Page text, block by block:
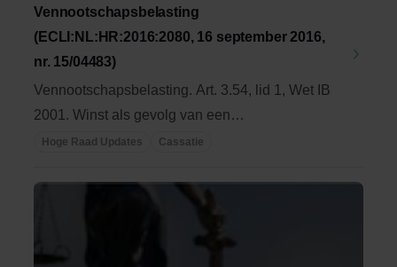
Vennootschapsbelasting
(ECLI:NL:HR:2016:2080, 16 september 2016,
nr. 15/04483)
Vennootschapsbelasting. Art. 3.54, lid 1, Wet IB
2001. Winst als gevolg van een
uitdelingscorrectie ...
Hoge Raad Updates Cassatie